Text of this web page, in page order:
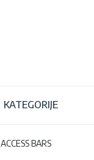
KATEGORIJE
ACCESS BARS